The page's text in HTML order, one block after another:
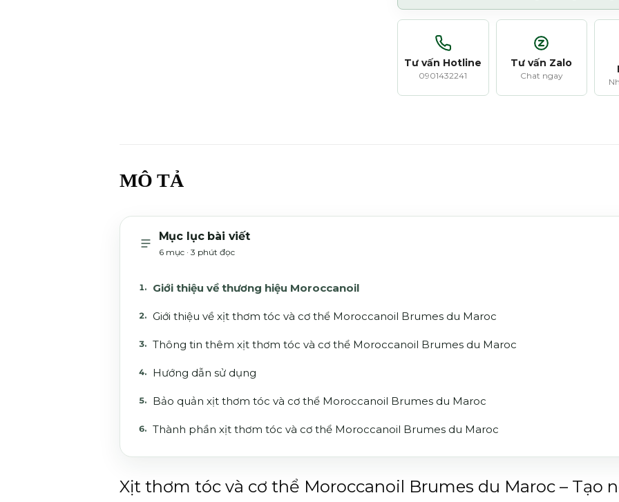
Tư vấn Hotline
0901432241
Tư vấn Zalo
Chat ngay
MÔ TẢ
Mục lục bài viết
6 mục · 3 phút đọc
Giới thiệu về thương hiệu Moroccanoil
Giới thiệu về xịt thơm tóc và cơ thể Moroccanoil Brumes du Maroc
Thông tin thêm xịt thơm tóc và cơ thể Moroccanoil Brumes du Maroc
Hướng dẫn sử dụng
Bảo quản xịt thơm tóc và cơ thể Moroccanoil Brumes du Maroc
Thành phần xịt thơm tóc và cơ thể Moroccanoil Brumes du Maroc
Xịt thơm tóc và cơ thể Moroccanoil Brumes du Maroc – Tạo